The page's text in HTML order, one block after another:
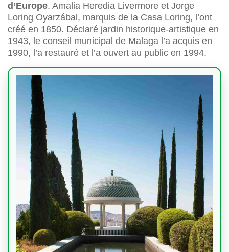
d’Europe. Amalia Heredia Livermore et Jorge
Loring Oyarzábal, marquis de la Casa Loring, l’ont
créé en 1850. Déclaré jardin historique-artistique en
1943, le conseil municipal de Malaga l’a acquis en
1990, l’a restauré et l’a ouvert au public en 1994.